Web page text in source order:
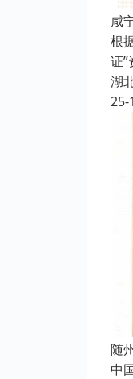
咸
根
证
湖
25-
随
中